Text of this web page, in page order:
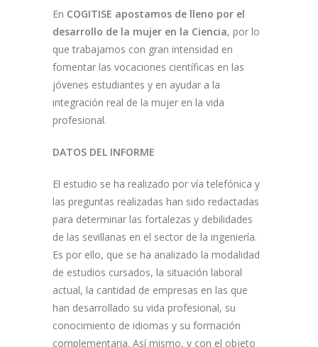
En COGITISE apostamos de lleno por el
desarrollo de la mujer en la Ciencia, por lo
que trabajamos con gran intensidad en
fomentar las vocaciones científicas en las
jóvenes estudiantes y en ayudar a la
integración real de la mujer en la vida
profesional.
DATOS DEL INFORME
El estudio se ha realizado por vía telefónica y
las preguntas realizadas han sido redactadas
para determinar las fortalezas y debilidades
de las sevillanas en el sector de la ingeniería.
Es por ello, que se ha analizado la modalidad
de estudios cursados, la situación laboral
actual, la cantidad de empresas en las que
han desarrollado su vida profesional, su
conocimiento de idiomas y su formación
complementaria. Así mismo, y con el objeto